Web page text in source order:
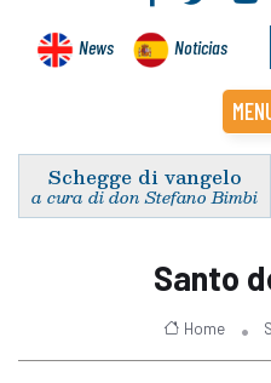
News Noticias
Schegge di vangelo
a cura di don Stefano Bimbi
Santo
Home